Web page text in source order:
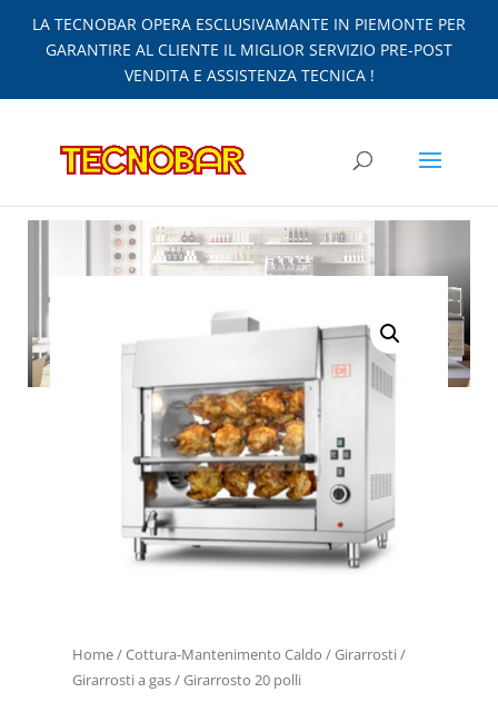
LA TECNOBAR OPERA ESCLUSIVAMANTE IN PIEMONTE PER
GARANTIRE AL CLIENTE IL MIGLIOR SERVIZIO PRE-POST
VENDITA E ASSISTENZA TECNICA !
Home/Cottura-Mantenimento Caldo /Girarrosti/
Girarrosti a gas/ Girarrosto 20 polli